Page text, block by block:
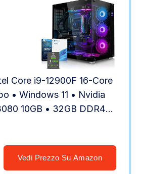
Core i9-12900F 16-Core
• Windows 11 • Nvidia
10GB • 32GB DDR4
• 2TB M.2 SSD • WiFi •
Vedi Prezzo Su Amazon